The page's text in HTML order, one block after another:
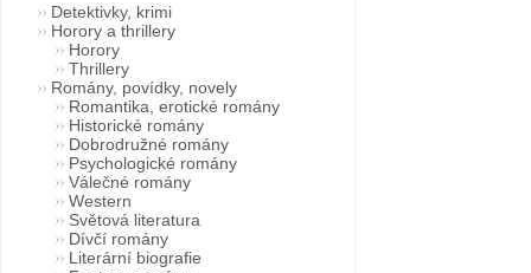
Detektivky, krimi
Horory a thrillery
Horory
Thrillery
Romány, povídky, novely
Romantika, erotické romány
Historické romány
Dobrodružné romány
Psychologické romány
Válečné romány
Western
Světová literatura
Dívčí romány
Literární biografie